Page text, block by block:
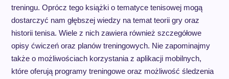
treningu. Oprócz tego książki o tematyce tenisowej mogą
dostarczyć nam głębszej wiedzy na temat teorii gry oraz
historii tenisa. Wiele z nich zawiera również szczegółowe
opisy ćwiczeń oraz planów treningowych. Nie zapominajmy
także o możliwościach korzystania z aplikacji mobilnych,
które oferują programy treningowe oraz możliwość śledzenia